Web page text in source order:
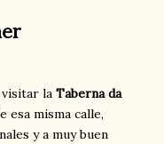
la Taberna da
esa misma calle,
y a muy buen